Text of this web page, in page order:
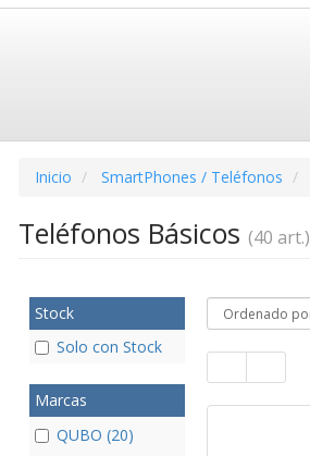
Inicio SmartPhones / Teléfonos
Teléfonos Básicos (40 art.)
Stock
Solo con Stock
Marcas
QUBO (20)